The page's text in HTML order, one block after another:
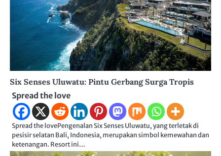
Six Senses Uluwatu: Pintu Gerbang Surga Tropis
Spread the love
Spread the lovePengenalan Six Senses Uluwatu, yang terletak di
pesisir selatan Bali, Indonesia, merupakan simbol kemewahan dan
ketenangan. Resort ini…